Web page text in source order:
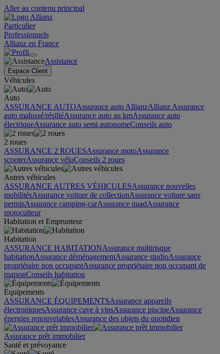
Aller au contenu principal
Particulier
Professionnels
Allianz en France
Assistance
Espace Client
Véhicules
Auto
ASSURANCE AUTOAssurance auto AllianzAllianz Assurance
auto malussé/résiliéAssurance auto au kmAssurance auto
électriqueAssurance auto semi autonomeConseils auto
2 roues
ASSURANCE 2 ROUESAssurance motoAssurance
scooterAssurance véloConseils 2 roues
Autres véhicules
ASSURANCE AUTRES VÉHICULESAssurance nouvelles
mobilitésAssurance voiture de collectionAssurance voiture sans
permisAssurance camping-carAssurance quadAssurance
motoculteur
Habitation et Emprunteur
Habitation
ASSURANCE HABITATIONAssurance multirisque
habitationAssurance déménagementAssurance studioAssurance
propriétaire non occupantAssurance propriétaire non occupant de
maisonConseils habitation
Équipements
ASSURANCE ÉQUIPEMENTSAssurance appareils
électroniquesAssurance cave à vinsAssurance piscineAssurance
énergies renouvelablesAssurance des objets du quotidien
Assurance prêt immobilier
Santé et prévoyance